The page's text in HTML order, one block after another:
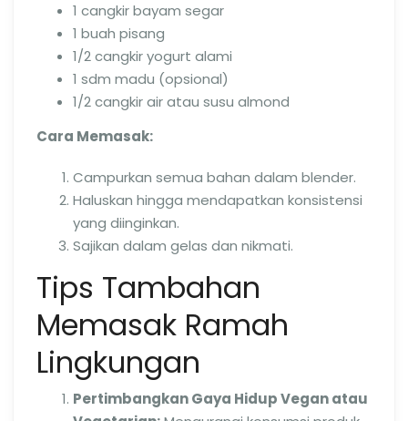
1 cangkir bayam segar
1 buah pisang
1/2 cangkir yogurt alami
1 sdm madu (opsional)
1/2 cangkir air atau susu almond
Cara Memasak:
Campurkan semua bahan dalam blender.
Haluskan hingga mendapatkan konsistensi
yang diinginkan.
Sajikan dalam gelas dan nikmati.
Tips Tambahan
Memasak Ramah
Lingkungan
Pertimbangkan Gaya Hidup Vegan atau